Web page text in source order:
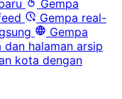
Gempa
Gempa real-
Gempa
dan halaman arsip
kota dengan